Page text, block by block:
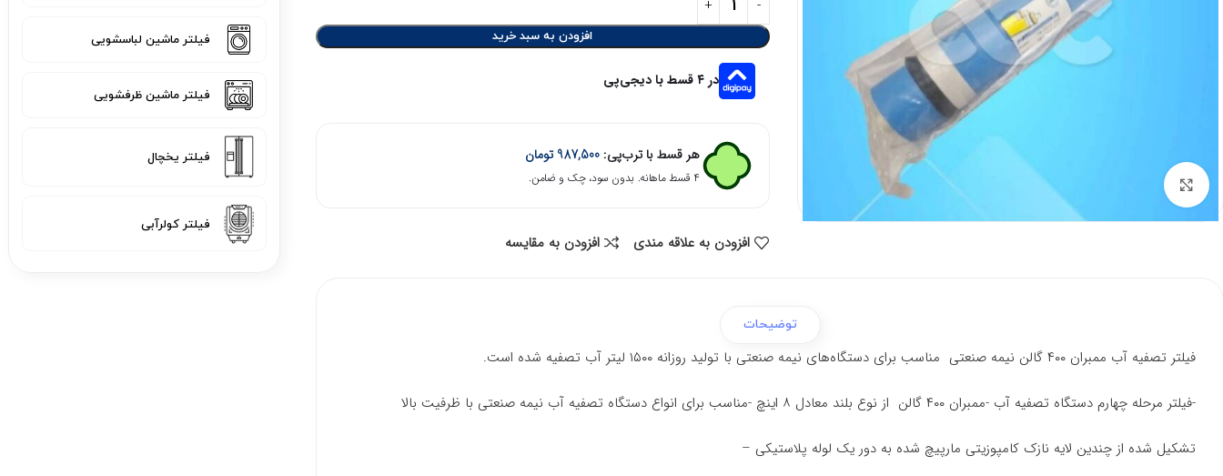
برای بزرگنمایی کلیک کنید
افزودن به سبد خرید
در ۴ قسط با دیجی‌پی
هر قسط با ترب‌پی: 987,500 تومان
۴ قسط ماهانه. بدون سود، چک و ضامن.
افزودن به علاقه مندی افزودن به مقایسه
توضیحات
فیلتر تصفیه آب ممبران ۴۰۰ گالن نیمه صنعتی مناسب برای دستگاه‌های نیمه صنعتی با تولید روزانه ۱۵۰۰ لیتر آب تصفیه شده است.
-فیلتر مرحله چهارم دستگاه تصفیه آب -ممبران ۴۰۰ گالن از نوع بلند معادل ۸ اینچ -مناسب برای انواع دستگاه تصفیه آب نیمه صنعتی با ظرفیت بالا
تشکیل شده از چندین لایه نازک کامپوزیتی مارپیچ شده به دور یک لوله پلاستیکی –
فیلتر ماشین لباسشویی
فیلتر ماشین ظرفشویی
فیلتر یخچال
فیلتر کولرآبی